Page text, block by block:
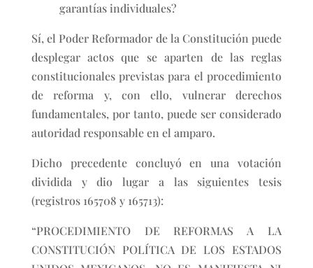
garantías individuales?
Sí, el Poder Reformador de la Constitución puede
desplegar actos que se aparten de las reglas
constitucionales previstas para el procedimiento
de reforma y, con ello, vulnerar derechos
fundamentales, por tanto, puede ser considerado
autoridad responsable en el amparo.
Dicho precedente concluyó en una votación
dividida y dio lugar a las siguientes tesis
(registros 165708 y 165713):
“PROCEDIMIENTO DE REFORMAS A LA
CONSTITUCIÓN POLÍTICA DE LOS ESTADOS